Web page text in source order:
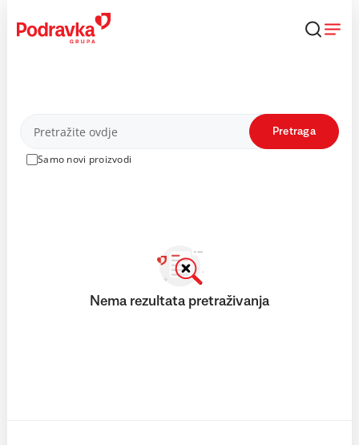
content
Proizvodi
Samo novi proizvodi
Pretraga
Nema rezultata pretraživanja